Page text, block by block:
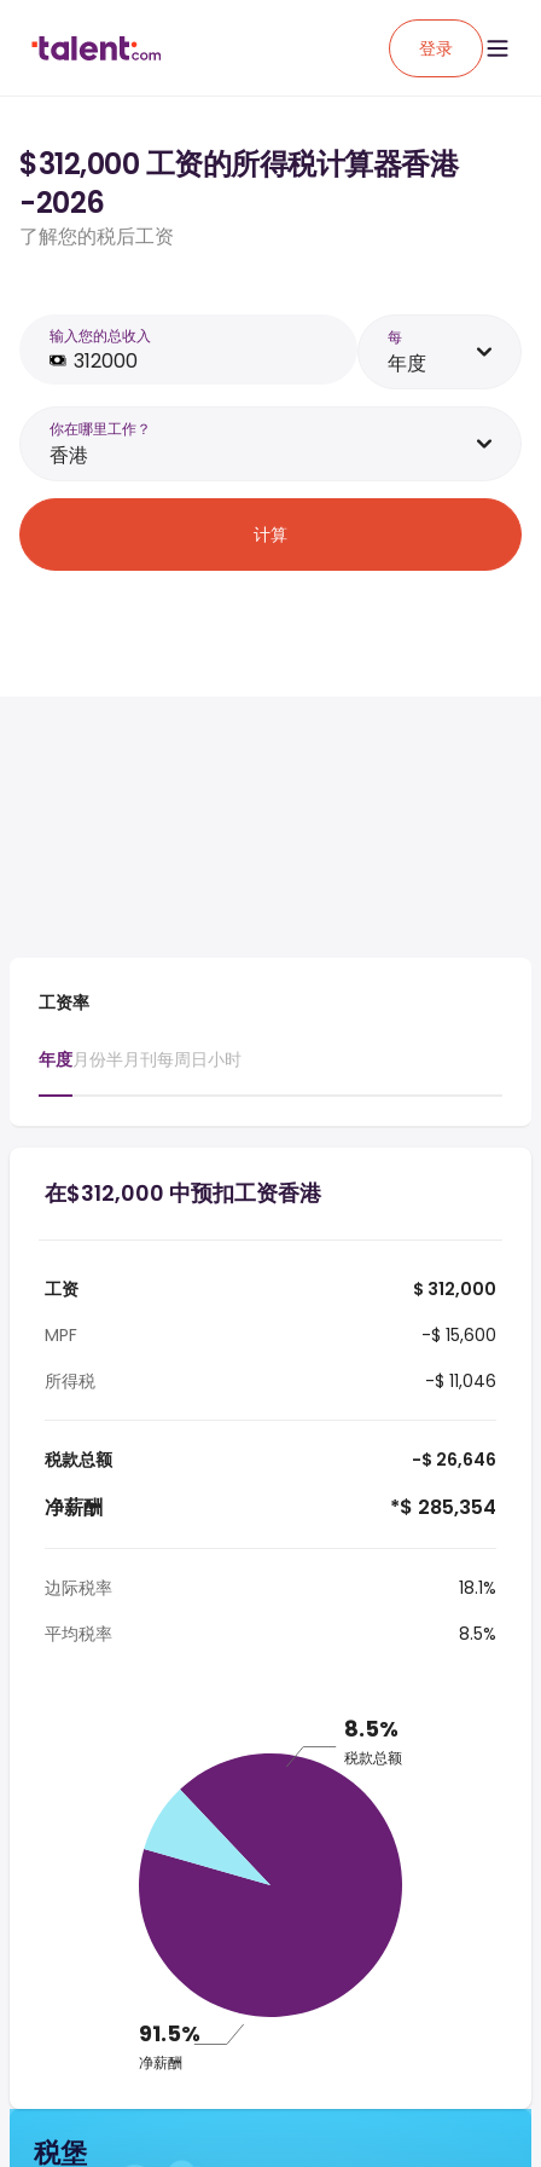
登录
$312,000 工资的所得税计算器香港
-2026
了解您的税后工资
输入您的总收入 每
年度
你在哪里工作？
香港
计算
工资率
年度月份半月刊每周日小时
在$312,000 中预扣工资香港
工资
$ 312,000
MPF
-$ 15,600
所得税
-$ 11,046
税款总额 -$ 26,646
净薪酬 *$ 285,354
边际税率
18.1%
平均税率
8.5%
8.5%
税款总额
91.5%
净薪酬
税堡